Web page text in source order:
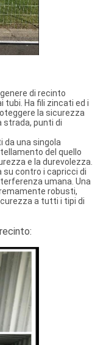
di recinto
Ha fili zincati ed i
la sicurezza
strada, punti di
da una singola
del quello
e la durevolezza.
su contro i capricci di
umana. Una
robusti,
a tutti i tipi di